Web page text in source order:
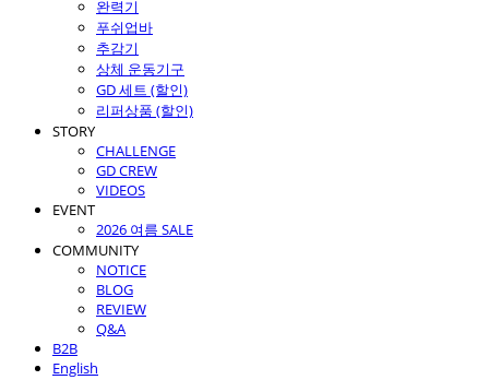
완력기
푸쉬업바
추감기
상체 운동기구
GD 세트 (할인)
리퍼상품 (할인)
STORY
CHALLENGE
GD CREW
VIDEOS
EVENT
2026 여름 SALE
COMMUNITY
NOTICE
BLOG
REVIEW
Q&A
B2B
English